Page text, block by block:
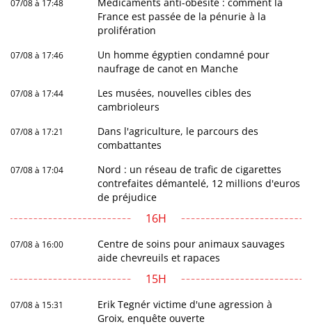
07/08 à 17:48
France est passée de la pénurie à la
prolifération
07/08 à 17:46
Un homme égyptien condamné pour
naufrage de canot en Manche
07/08 à 17:44
Les musées, nouvelles cibles des
cambrioleurs
07/08 à 17:21
Dans l'agriculture, le parcours des
combattantes
07/08 à 17:04
Nord : un réseau de trafic de cigarettes
contrefaites démantelé, 12 millions d'euros
de préjudice
16H
07/08 à 16:00
Centre de soins pour animaux sauvages
aide chevreuils et rapaces
15H
07/08 à 15:31
Erik Tegnér victime d'une agression à
Groix, enquête ouverte